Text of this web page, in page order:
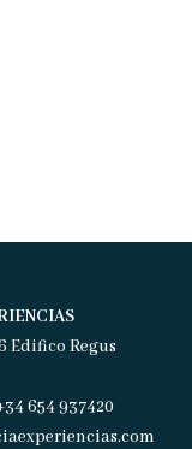
Edifico Regus
654 937420